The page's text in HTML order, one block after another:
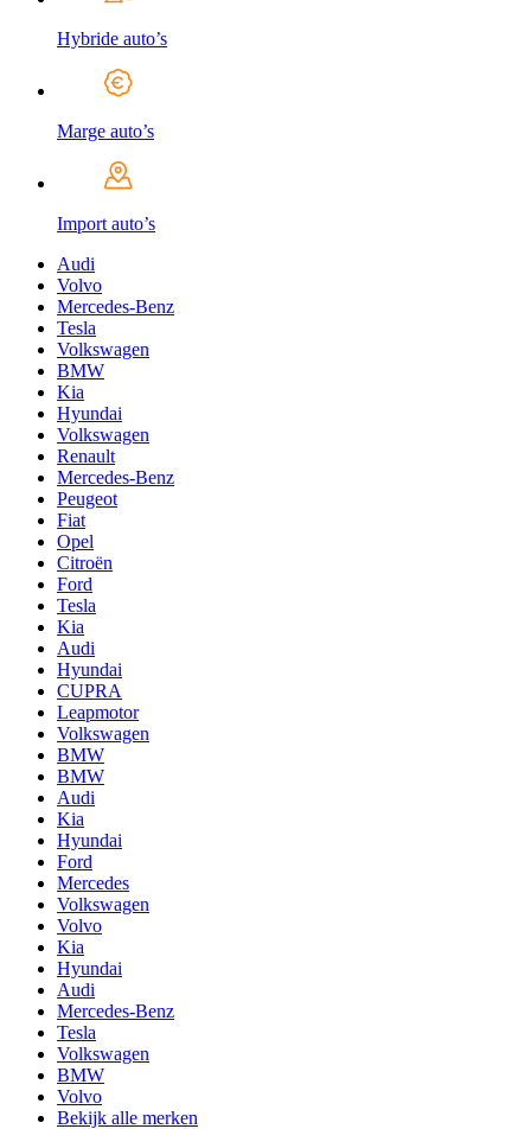
Hybride auto’s
Marge auto’s
Import auto’s
Audi
Volvo
Mercedes-Benz
Tesla
Volkswagen
BMW
Kia
Hyundai
Volkswagen
Renault
Mercedes-Benz
Peugeot
Fiat
Opel
Citroën
Ford
Tesla
Kia
Audi
Hyundai
CUPRA
Leapmotor
Volkswagen
BMW
BMW
Audi
Kia
Hyundai
Ford
Mercedes
Volkswagen
Volvo
Kia
Hyundai
Audi
Mercedes-Benz
Tesla
Volkswagen
BMW
Volvo
Bekijk alle merken